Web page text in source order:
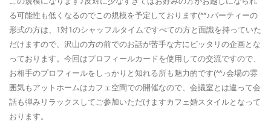
る可能性も低くなるのでこの規模を予定しております(^^♪パーティーの
形式の方は、1対1のシャッフルタイムですべての方と面識を持っていた
だけますので、沢山の方の前でのお話が苦手な方にピッタリの企画とな
っております。今回はプロフィールカードを使用しての交流ですので、
お相手のプロフィールをしっかりと知れる所も魅力的です(^^♪会場の雰
囲気もアットホームはカフェ空間での開催なので、会議室とは違って会
話も弾みリラックスしてご参加いただけますカフェ婚スタイルとなって
おります。